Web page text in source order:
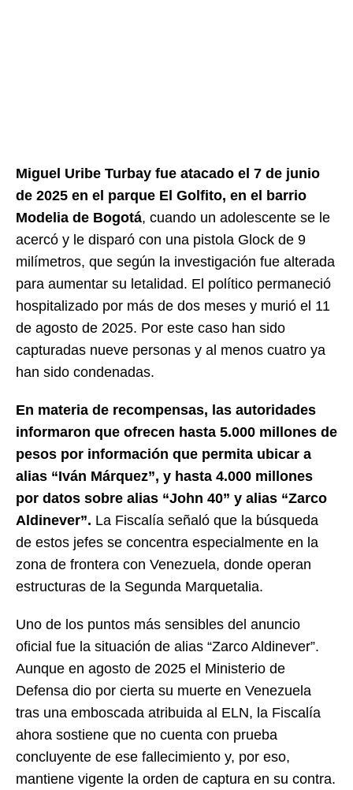
Miguel Uribe Turbay fue atacado el 7 de junio
de 2025 en el parque El Golfito, en el barrio
Modelia de Bogotá, cuando un adolescente se le
acercó y le disparó con una pistola Glock de 9
milímetros, que según la investigación fue alterada
para aumentar su letalidad. El político permaneció
hospitalizado por más de dos meses y murió el 11
de agosto de 2025. Por este caso han sido
capturadas nueve personas y al menos cuatro ya
han sido condenadas.
En materia de recompensas, las autoridades
informaron que ofrecen hasta 5.000 millones de
pesos por información que permita ubicar a
alias “Iván Márquez”, y hasta 4.000 millones
por datos sobre alias “John 40” y alias “Zarco
Aldinever”. La Fiscalía señaló que la búsqueda
de estos jefes se concentra especialmente en la
zona de frontera con Venezuela, donde operan
estructuras de la Segunda Marquetalia.
Uno de los puntos más sensibles del anuncio
oficial fue la situación de alias “Zarco Aldinever”.
Aunque en agosto de 2025 el Ministerio de
Defensa dio por cierta su muerte en Venezuela
tras una emboscada atribuida al ELN, la Fiscalía
ahora sostiene que no cuenta con prueba
concluyente de ese fallecimiento y, por eso,
mantiene vigente la orden de captura en su contra.